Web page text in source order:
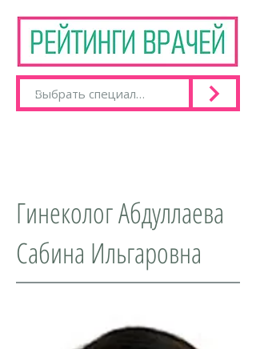
Гинеколог Абдуллаева
Сабина Ильгаровна